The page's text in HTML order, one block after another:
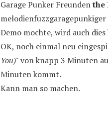
Garage Punker Freundenthe
Demo mochte, wird auch
OK, noch einmal neu
You)"von knapp 3 Minuten
Minuten kommt.
Kann man so machen.